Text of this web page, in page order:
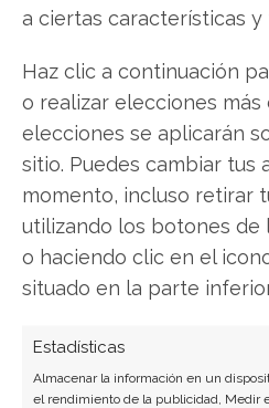
a ciertas características y
Haz clic a continuación
o realizar elecciones más
elecciones se aplicarán
sitio. Puedes cambiar tus
momento, incluso retirar
utilizando los botones de
o haciendo clic en el
situado en la parte
Estadísticas
Almacenar la información en un
el rendimiento de la publicidad, Medir
Eutelsat: ¿Comprar o
Eutelsat
Compartir este